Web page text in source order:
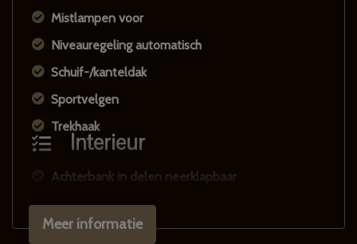
Mistlampen voor
Niveauregeling automatisch
Schuif-/kanteldak
Sportvelgen
Trekhaak
Interieur
Achterbank in delen neerklapbaar
Bestuurdersstoel in hoogte verstelbaar
Elektrische ramen achter
Meer informatie